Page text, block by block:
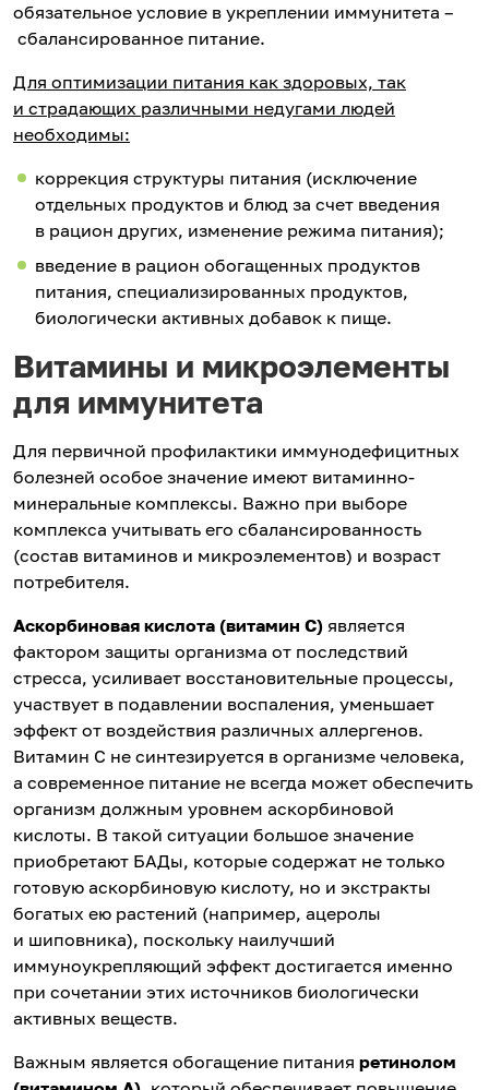
обязательное условие в укреплении иммунитета –
сбалансированное питание.
Для оптимизации питания как здоровых, так
и страдающих различными недугами людей
необходимы:
коррекция структуры питания (исключение
отдельных продуктов и блюд за счет введения
в рацион других, изменение режима питания);
введение в рацион обогащенных продуктов
питания, специализированных продуктов,
биологически активных добавок к пище.
Витамины и микроэлементы
для иммунитета
Для первичной профилактики иммунодефицитных
болезней особое значение имеют витаминно-
минеральные комплексы. Важно при выборе
комплекса учитывать его сбалансированность
(состав витаминов и микроэлементов) и возраст
потребителя.
Аскорбиновая кислота (витамин С) является
фактором защиты организма от последствий
стресса, усиливает восстановительные процессы,
участвует в подавлении воспаления, уменьшает
эффект от воздействия различных аллергенов.
Витамин C не синтезируется в организме человека,
а современное питание не всегда может обеспечить
организм должным уровнем аскорбиновой
кислоты. В такой ситуации большое значение
приобретают БАДы, которые содержат не только
готовую аскорбиновую кислоту, но и экстракты
богатых ею растений (например, ацеролы
и шиповника), поскольку наилучший
иммуноукрепляющий эффект достигается именно
при сочетании этих источников биологически
активных веществ.
Важным является обогащение питания ретинолом